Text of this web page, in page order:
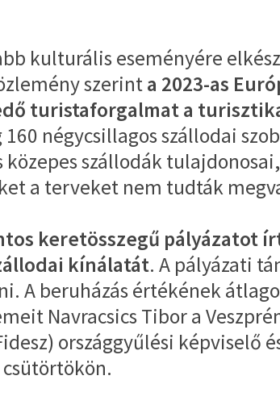
kulturális eseményére
szerinta 2023-as
turistaforgalmat a
négycsillagos szállodai
szállodák
a terveket nem tudták
keretösszegű pályázatot
kínálatát. A pályázati
beruházás értékének
Navracsics Tibor a
országgyűlési képviselő